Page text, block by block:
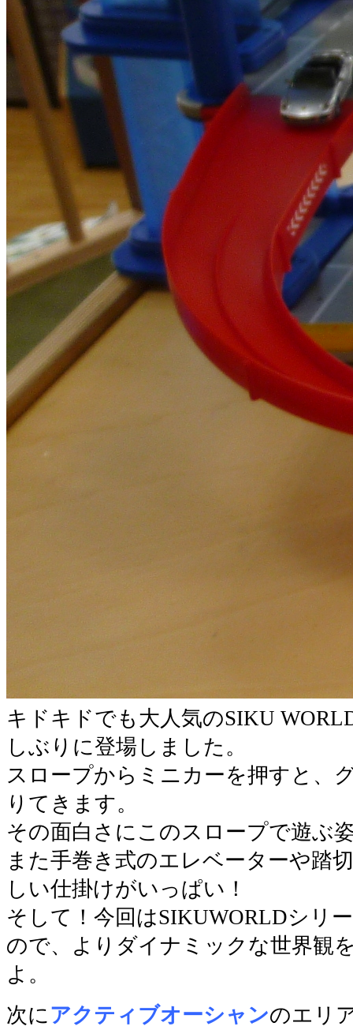
キドキドでも大人気のSIKU
しぶりに登場しました。
スロープからミニカーを押すと、
りてきます。
その面白さにこのスロープで遊ぶ
また手巻き式のエレベーターや踏
しい仕掛けがいっぱい！
そして！今回はSIKUWORLDシリ
ので、よりダイナミックな世界観
よ。
次に アクティブオーシャンのエリ